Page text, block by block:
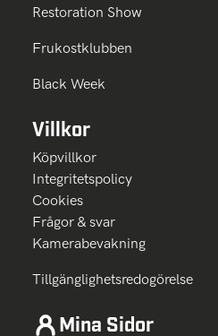
Restoration Show
Frukostklubben
Black Week
Villkor
Köpvillkor
Integritetspolicy
Cookies
Frågor & svar
Kamerabevakning
Tillgänglighetsredogörelse
Mina Sidor